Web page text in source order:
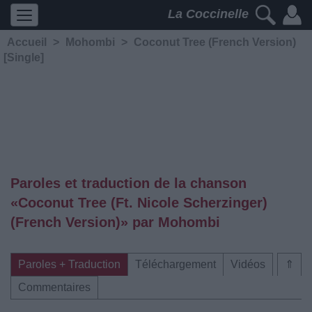
La Coccinelle
Accueil > Mohombi >
Coconut Tree (French Version)
[Single]
Paroles et traduction de la chanson
«Coconut Tree (Ft. Nicole Scherzinger)
(French Version)» par Mohombi
⇑
Paroles + Traduction Téléchargement
Vidéos
Commentaires